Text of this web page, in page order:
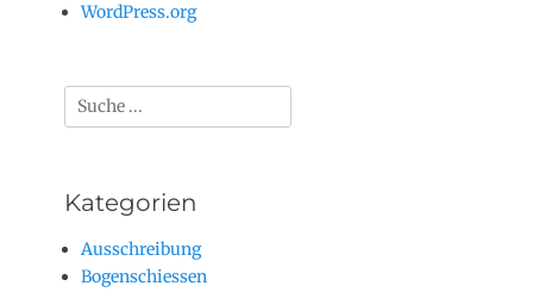
WordPress.org
Suchen
nach:
Kategorien
Ausschreibung
Bogenschiessen